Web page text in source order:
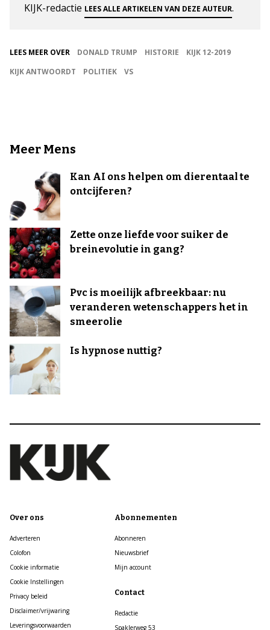
KIJK-redactie LEES ALLE ARTIKELEN VAN DEZE AUTEUR.
LEES MEER OVER DONALD TRUMP HISTORIE
KIJK 12-2019
KIJK ANTWOORDT
POLITIEK VS
Meer Mens
Kan AI ons helpen om dierentaal te
ontcijferen?
Zette onze liefde voor suiker de
breinevolutie in gang?
Pvc is moeilijk afbreekbaar: nu
veranderen wetenschappers het in
smeerolie
Is hypnose nuttig?
Over ons
Adverteren
Colofon
Cookie informatie
Cookie Instellingen
Privacy beleid
Disclaimer/vrijwaring
Leveringsvoorwaarden
Abonnementen
Abonneren
Nieuwsbrief
Mijn account
Contact
Redactie
Spaklerweg 53